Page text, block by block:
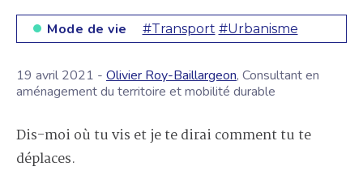
Mode de vie #Transport #Urbanisme
19 avril 2021 - Olivier Roy-Baillargeon, Consultant en
aménagement du territoire et mobilité durable
Dis-moi où tu vis et je te dirai comment tu te
déplaces.